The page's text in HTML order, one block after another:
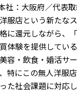
社：大阪府／代表取
服店という新たな
に還元しながら、
体験を提供している
容・飲食・婚活サ
特にこの無人洋服
た社会課題に対応